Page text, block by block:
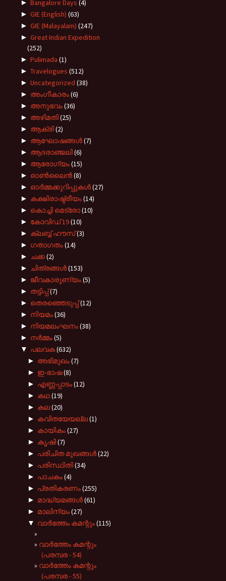
► Bangalore Days (4)
► GIE (English) (63)
► GIE (Malayalam) (247)
► Great Indian Expedition
(252)
► Pulimada (1)
► Travelogues (512)
► Uncategorized (38)
► അംഗീകാരം(6)
► അനുഭവം(36)
► അഴിമതി(25)
► ആക്രി(2)
► ആഘോഷങ്ങൾ(7)
► ആദരാഞ്ജലി(6)
► ആരോഗ്യം(15)
► ഓൺലൈൻ(8)
► ഓർമ്മക്കുറിപ്പുകൾ(27)
► കക്ഷിരാഷ്ട്രീയം(14)
► കൊച്ചി മെട്രോ(10)
► കോവിഡ് 19(10)
► ക്ലബ്ബ് ഹൗസ്(3)
► ഗതാഗതം(14)
► ചക്ക(2)
► ചിത്രങ്ങൾ(153)
► ജീവകാരുണ്യം(5)
► തട്ടിപ്പ്(7)
► തെരഞ്ഞെടുപ്പ്(12)
► നിയമം(36)
► നിയമലംഘനം(38)
► നർമ്മം(5)
▼ പലവക(632)
► അഭിമുഖം(7)
► ഇ-ഭാഷ(8)
► എണ്ണപ്പാടം(12)
► കഥ(19)
► കല(20)
► കവിതയേയല്ല(1)
► കായികം(27)
► കൃഷി(7)
► പരിചിത മുഖങ്ങള്‍(22)
► പരിസ്ഥിതി(34)
► പാചകം(4)
► പ്രതികരണം(255)
► മാദ്ധ്യമങ്ങൾ(61)
► മാലിന്യം(27)
▼ വാർത്തേം കമന്റും(115)
വാർത്തേം കമന്റും
(പരമ്പര - 54)
വാർത്തേം കമന്റും
(പരമ്പര - 55)